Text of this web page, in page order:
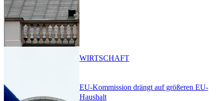
EU-Kommission drängt auf größeren EU-
Haushalt
WIRTSCHAFT